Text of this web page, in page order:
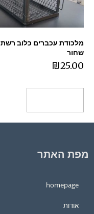
מלכודת עכברים כלוב רשת
שחור
₪25.00
מפת האתר
homepage
אודות